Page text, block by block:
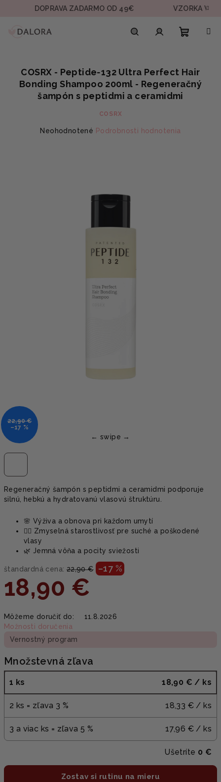
DOPRAVA ZADARMO OD 49€ VZORKA V KAŽDEJ
košík
Regeneračný šampón s peptidmi a ceramidmi podporuje
silnú, hebkú a hydratovanú vlasovú štruktúru.
🌸 Výživa a obnova pri každom umytí
💆‍♀️ Zmyselná starostlivosť pre suché a poškodené
vlasy
🌿 Jemná vôňa a pocity sviežosti
štandardná cena: 22,90 € –17 %
18,90 €
cena:
Môžeme doručiť do:
11.8.2026
Možnosti doručenia
Vernostný program
Množstevná zľava
1 ks 18,90 € / ks
2 ks = zľava 3 % 18,33 € / ks
3 a viac ks = zľava 5 % 17,96 € / ks
Ušetríte 0 €
Zostav si rutinu na mieru
COSRX - Peptide‑132 Ultra Perfect Hair
Bonding Shampoo 200ml - Regeneračný
šampón s peptidmi a ceramidmi
COSRX
Priemerné
Neohodnotené Podrobnosti hodnotenia
22,90 €
–17 %